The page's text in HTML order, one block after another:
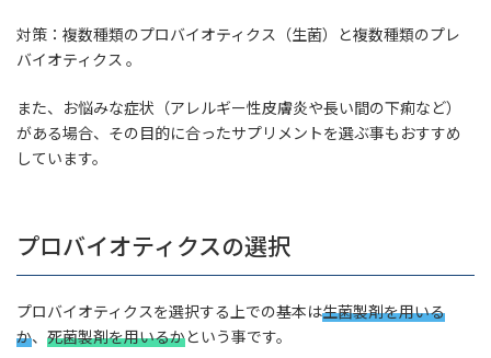
対策：複数種類のプロバイオティクス（生菌）と複数種類のプレ
バイオティクス 。
また、お悩みな症状（アレルギー性皮膚炎や長い間の下痢など）
がある場合、その目的に合ったサプリメントを選ぶ事もおすすめ
しています。
プロバイオティクスの選択
プロバイオティクスを選択する上での基本は生菌製剤を用いる
か、 死菌製剤を用いるかという事です。